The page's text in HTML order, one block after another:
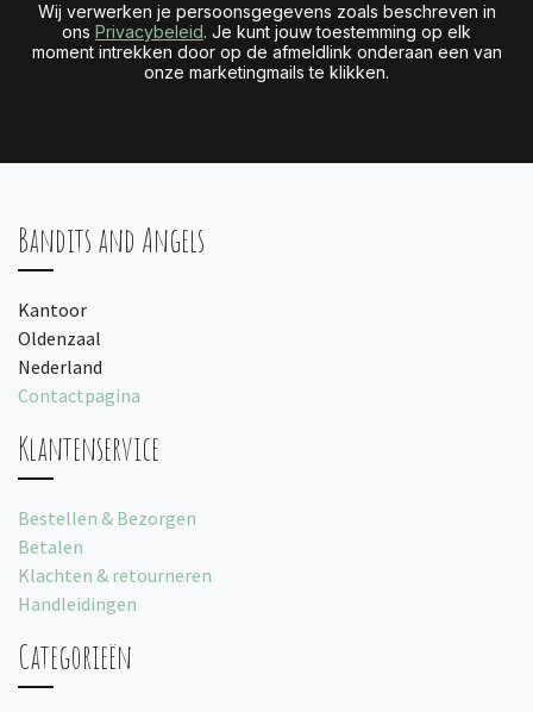
Wij verwerken je persoonsgegevens zoals beschreven in
ons Privacybeleid. Je kunt jouw toestemming op elk
moment intrekken door op de afmeldlink onderaan een van
onze marketingmails te klikken.
Bandits and Angels
Kantoor
Oldenzaal
Nederland
Contactpagina
Klantenservice
Bestellen & Bezorgen
Betalen
Klachten & retourneren
Handleidingen
Categorieën